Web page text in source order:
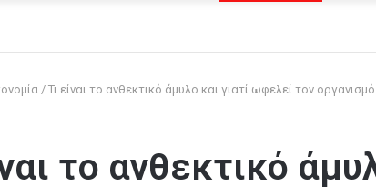
/ Τι είναι το ανθεκτικό άμυλο και γιατί ωφελεί τον οργανισμό
το ανθεκτικό